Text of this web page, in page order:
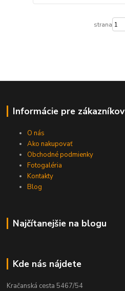
strana
Informácie pre zákazníkov
O nás
Ako nakupovať
Obchodné podmienky
Fotogaléria
Kontakty
Blog
Najčítanejšie na blogu
Kde nás nájdete
Kračanská cesta 5467/54